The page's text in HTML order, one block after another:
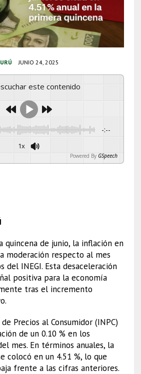
JUNIO 24, 2025
este contenido
-:--
1x
Powered By GSpeech
quincena de junio, la inflación en
moderación respecto al mes
del INEGI. Esta desaceleración
positiva para la economía
tras el incremento
Precios al Consumidor (INPC)
de un 0.10 % en los
mes. En términos anuales, la
colocó en un 4.51 %, lo que
frente a las cifras anteriores.